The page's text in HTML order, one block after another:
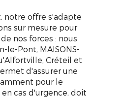
notre offre s'adapte
sur mesure pour
nos forces : nous
le-Pont, MAISONS-
Créteil et
d'assurer une
pour le
en cas d'urgence, doit